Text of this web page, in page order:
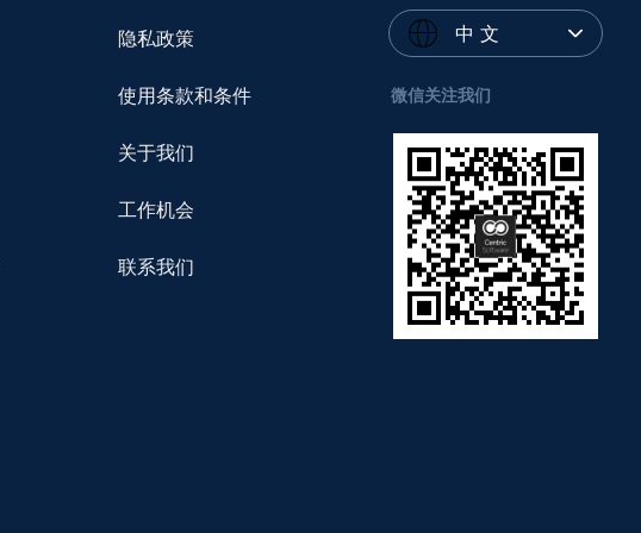
隐私政策
使用条款和条件
关于我们
工作机会
联系我们
中 文
微信关注我们